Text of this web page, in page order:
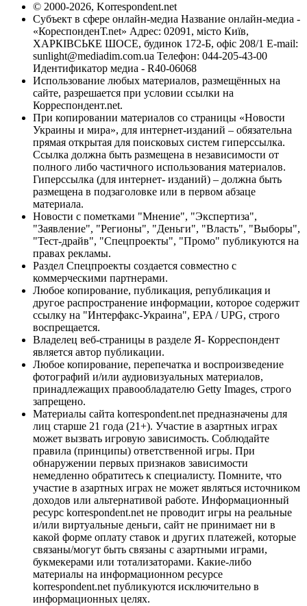
© 2000-2026, Korrespondent.net
Субъект в сфере онлайн-медиа Название онлайн-медиа -
«КореспонденТ.net» Адрес: 02091, місто Київ,
ХАРКІВСЬКЕ ШОСЕ, будинок 172-Б, офіс 208/1 E-mail:
sunlight@mediadim.com.ua Телефон: 044-205-43-00
Идентификатор медиа - R40-06068
Использование любых материалов, размещённых на
сайте, разрешается при условии ссылки на
Корреспондент.net.
При копировании материалов со страницы «Новости
Украины и мира», для интернет-изданий – обязательна
прямая открытая для поисковых систем гиперссылка.
Ссылка должна быть размещена в независимости от
полного либо частичного использования материалов.
Гиперссылка (для интернет- изданий) – должна быть
размещена в подзаголовке или в первом абзаце
материала.
Новости с пометками "Мнение", "Экспертиза",
"Заявление", "Регионы", "Деньги", "Власть", "Выборы",
"Тест-драйв", "Спецпроекты", "Промо" публикуются на
правах рекламы.
Раздел Спецпроекты создается совместно с
коммерческими партнерами.
Любое копирование, публикация, републикация и
другое распространение информации, которое содержит
ссылку на "Интерфакс-Украина", EPA / UPG, строго
воспрещается.
Владелец веб-страницы в разделе Я- Корреспондент
является автор публикации.
Любое копирование, перепечатка и воспроизведение
фотографий и/или аудиовизуальных материалов,
принадлежащих правообладателю Getty Images, строго
запрещено.
Материалы сайта korrespondent.net предназначены для
лиц старше 21 года (21+). Участие в азартных играх
может вызвать игровую зависимость. Соблюдайте
правила (принципы) ответственной игры. При
обнаружении первых признаков зависимости
немедленно обратитесь к специалисту. Помните, что
участие в азартных играх не может являться источником
доходов или альтернативой работе. Информационный
ресурс korrespondent.net не проводит игры на реальные
и/или виртуальные деньги, сайт не принимает ни в
какой форме оплату ставок и других платежей, которые
связаны/могут быть связаны с азартными играми,
букмекерами или тотализаторами. Какие-либо
материалы на информационном ресурсе
korrespondent.net публикуются исключительно в
информационных целях.